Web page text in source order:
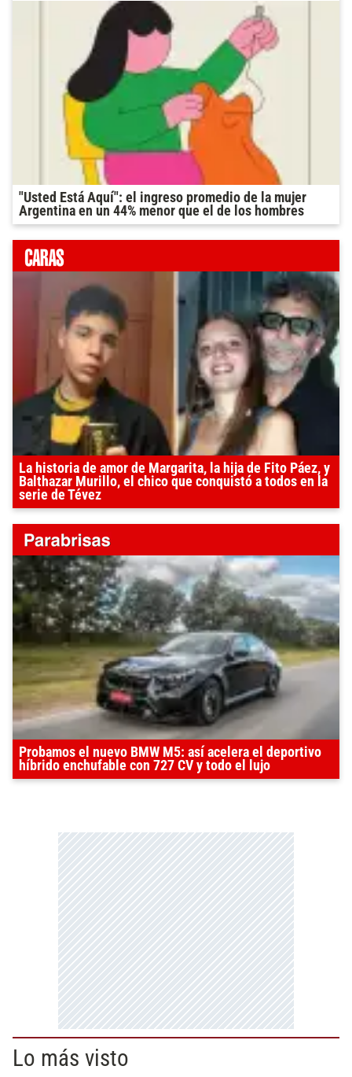
"Usted Está Aquí": el ingreso promedio de la mujer
Argentina en un 44% menor que el de los hombres
La historia de amor de Margarita, la hija de Fito Páez, y
Balthazar Murillo, el chico que conquistó a todos en la
serie de Tévez
Probamos el nuevo BMW M5: así acelera el deportivo
híbrido enchufable con 727 CV y todo el lujo
Lo más visto